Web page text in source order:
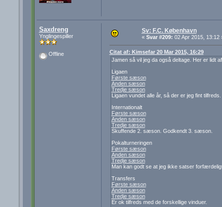
Saxdreng
Ynglingespiller
Offline
Sv: F.C. København
« Svar #209: 02 Apr 2015, 13:12
Citat af: Kimsefar 20 Mar 2015, 16:29
Jamen så vil jeg da også deltage. Her er lidt
Ligaen
Første sæson
Anden sæson
Tredje sæson
Ligaen vundet alle år, så der er jeg fint
Internationalt
Første sæson
Anden sæson
Tredje sæson
Skuffende 2. sæson. Godkendt 3. sæson.
Pokalturneringen
Første sæson
Anden sæson
Tredje sæson
Man kan godt se at jeg ikke satser
Transfers
Første sæson
Anden sæson
Tredje sæson
Er ok tilfreds med de forskellige vinduer.